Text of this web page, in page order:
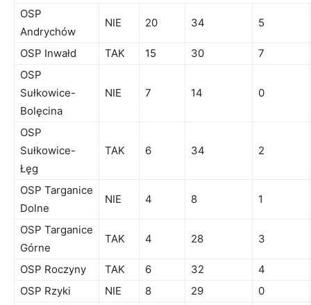
OSP
Andrychów
NIE 20 34 5
OSP Inwałd TAK 15 30
7
OSP
Sułkowice-
Bolęcina
NIE 7 14 0
OSP
Sułkowice-
Łęg
TAK 6 34 2
OSP Targanice
Dolne
NIE 4 8 1
OSP Targanice
Górne
TAK 4 28 3
OSP Roczyny TAK 6 32
4
OSP Rzyki
NIE 8 29
0